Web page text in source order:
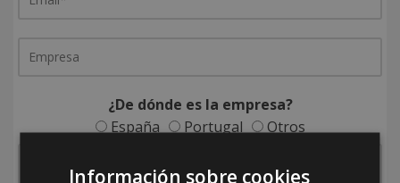
¿De dónde es la empresa?
España
Portugal Otros
Información sobre cookies